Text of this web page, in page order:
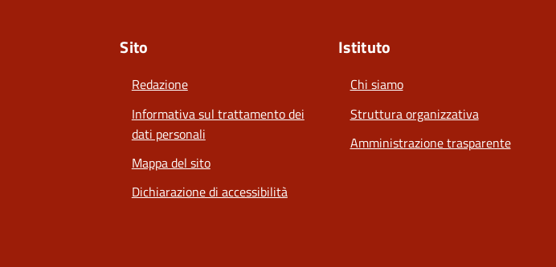
Sito
Redazione
Informativa sul trattamento dei
dati personali
Mappa del sito
Dichiarazione di accessibilità
Istituto
Chi siamo
Struttura organizzativa
Amministrazione trasparente